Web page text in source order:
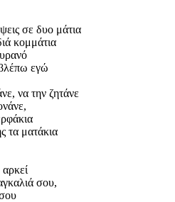
σε δυο μάτια
κομμάτια
βλέπω εγώ
να την ζητάνε
τα ματάκια
σου,